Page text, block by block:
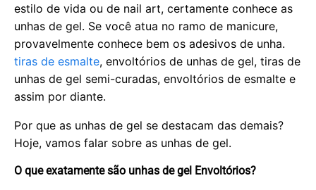
estilo de vida ou de nail art, certamente conhece as
unhas de gel. Se você atua no ramo de manicure,
provavelmente conhece bem os adesivos de unha.
tiras de esmalte, envoltórios de unhas de gel, tiras de
unhas de gel semi-curadas, envoltórios de esmalte e
assim por diante.
Por que as unhas de gel se destacam das demais?
Hoje, vamos falar sobre as unhas de gel.
O que exatamente são unhas de gel Envoltórios?